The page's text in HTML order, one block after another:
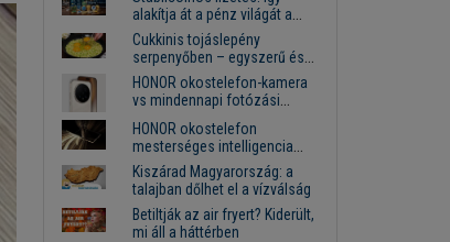
alakítja át a pénz világát a
Visa, a Mastercard és a
Western Union
Cukkinis tojáslepény
serpenyőben – egyszerű és
laktató vacsora
HONOR okostelefon-kamera
vs mindennapi fotózási
igények
HONOR okostelefon
mesterséges intelligencia
funkciók, amelyek
megkönnyítik az életet
Kiszárad Magyarország: a
talajban dőlhet el a vízválság
Betiltják az air fryert? Kiderült,
mi áll a háttérben